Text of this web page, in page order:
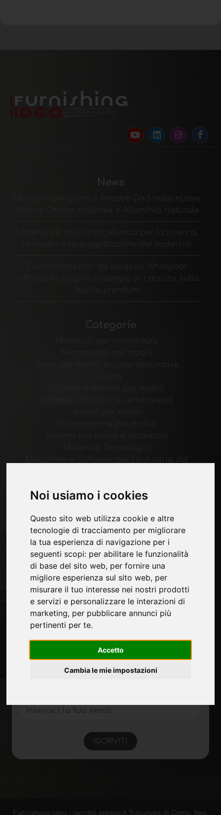
Noi usiamo i cookies
Questo sito web utilizza cookie e altre
tecnologie di tracciamento per migliorare
la tua esperienza di navigazione per i
seguenti scopi: per abilitare le funzionalità
di base del sito web, per fornire una
migliore esperienza sul sito web, per
misurare il tuo interesse nei nostri prodotti
e servizi e personalizzare le interazioni di
marketing, per pubblicare annunci più
pertinenti per te.
Accetto
Cambia le mie impostazioni
News
Categorie
Pagine
Chi siamo
Pubblicita
Contatti
Fiere
Journal
Presentati
Privacy
Mappa Sito
Rimani aggiornato
Non perderti le ultime novità del settore,
ISCRIVITI
Furnishing Idea - iscritta presso il Tribunale di Como, Reg.